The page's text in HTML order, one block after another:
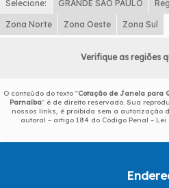
Selecione: GRANDE SÃO PAULO
Zona Norte Zona Oeste Zona Sul
Verifique as regiões
O conteúdo do texto "Cotação de Janela para
Parnaíba" é de direito reservado. Sua
nossos links, é proibida sem a autorização
autoral – artigo 184 do Código Penal – Lei